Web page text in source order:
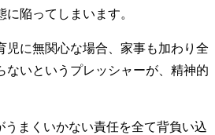
陥ってしまいます。
児に無関心な場合、家事も加わり全
ないというプレッシャーが、精神的
まくいかない責任を全て背負い込